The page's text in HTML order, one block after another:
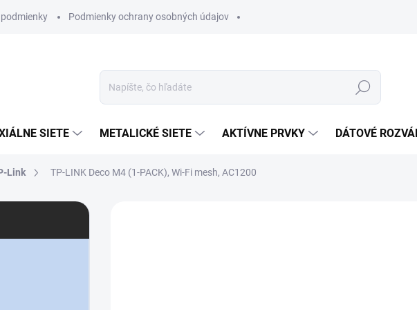
Podmienky ochrany osobných údajov
Hľadať
SIETE METALICKÉ SIETE AKTÍVNE PRVKY DÁTOVÉ
Link TP-LINK Deco M4 (1-PACK), Wi-Fi mesh, AC1200